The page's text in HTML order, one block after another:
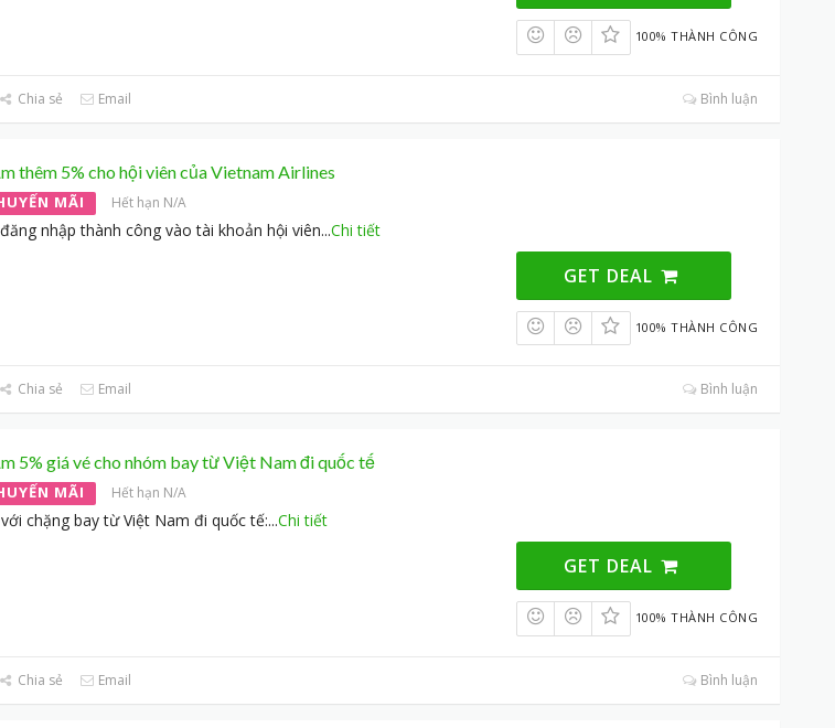
100% THÀNH CÔNG
Chia sẻ Email Bình luận
thêm 5% cho hội viên của Vietnam Airlines
MÃI Hết hạn N/A
nhập thành công vào tài khoản hội viên...Chi tiết
GET DEAL
100% THÀNH CÔNG
Chia sẻ Email Bình luận
5% giá vé cho nhóm bay từ Việt Nam đi quốc tế
MÃI Hết hạn N/A
chặng bay từ Việt Nam đi quốc tế:...Chi tiết
GET DEAL
100% THÀNH CÔNG
Chia sẻ Email Bình luận